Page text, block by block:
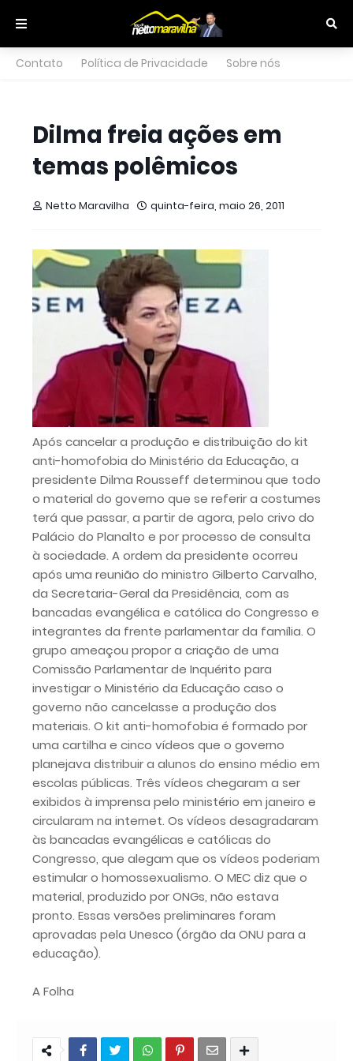
Contato Política de Privacidade Sobre nós
Dilma freia ações em
temas polêmicos
Netto Maravilha quinta-feira, maio 26, 2011
Após cancelar a produção e distribuição do kit
anti-homofobia do Ministério da Educação, a
presidente Dilma Rousseff determinou que todo
o material do governo que se referir a costumes
terá que passar, a partir de agora, pelo crivo do
Palácio do Planalto e por processo de consulta
à sociedade. A ordem da presidente ocorreu
após uma reunião do ministro Gilberto Carvalho,
da Secretaria-Geral da Presidência, com as
bancadas evangélica e católica do Congresso e
integrantes da frente parlamentar da família. O
grupo ameaçou propor a criação de uma
Comissão Parlamentar de Inquérito para
investigar o Ministério da Educação caso o
governo não cancelasse a produção dos
materiais. O kit anti-homofobia é formado por
uma cartilha e cinco vídeos que o governo
planejava distribuir a alunos do ensino médio em
escolas públicas. Três vídeos chegaram a ser
exibidos à imprensa pelo ministério em janeiro e
circularam na internet. Os vídeos desagradaram
às bancadas evangélicas e católicas do
Congresso, que alegam que os vídeos poderiam
estimular o homossexualismo. O MEC diz que o
material, produzido por ONGs, não estava
pronto. Essas versões preliminares foram
aprovadas pela Unesco (órgão da ONU para a
educação).
A Folha